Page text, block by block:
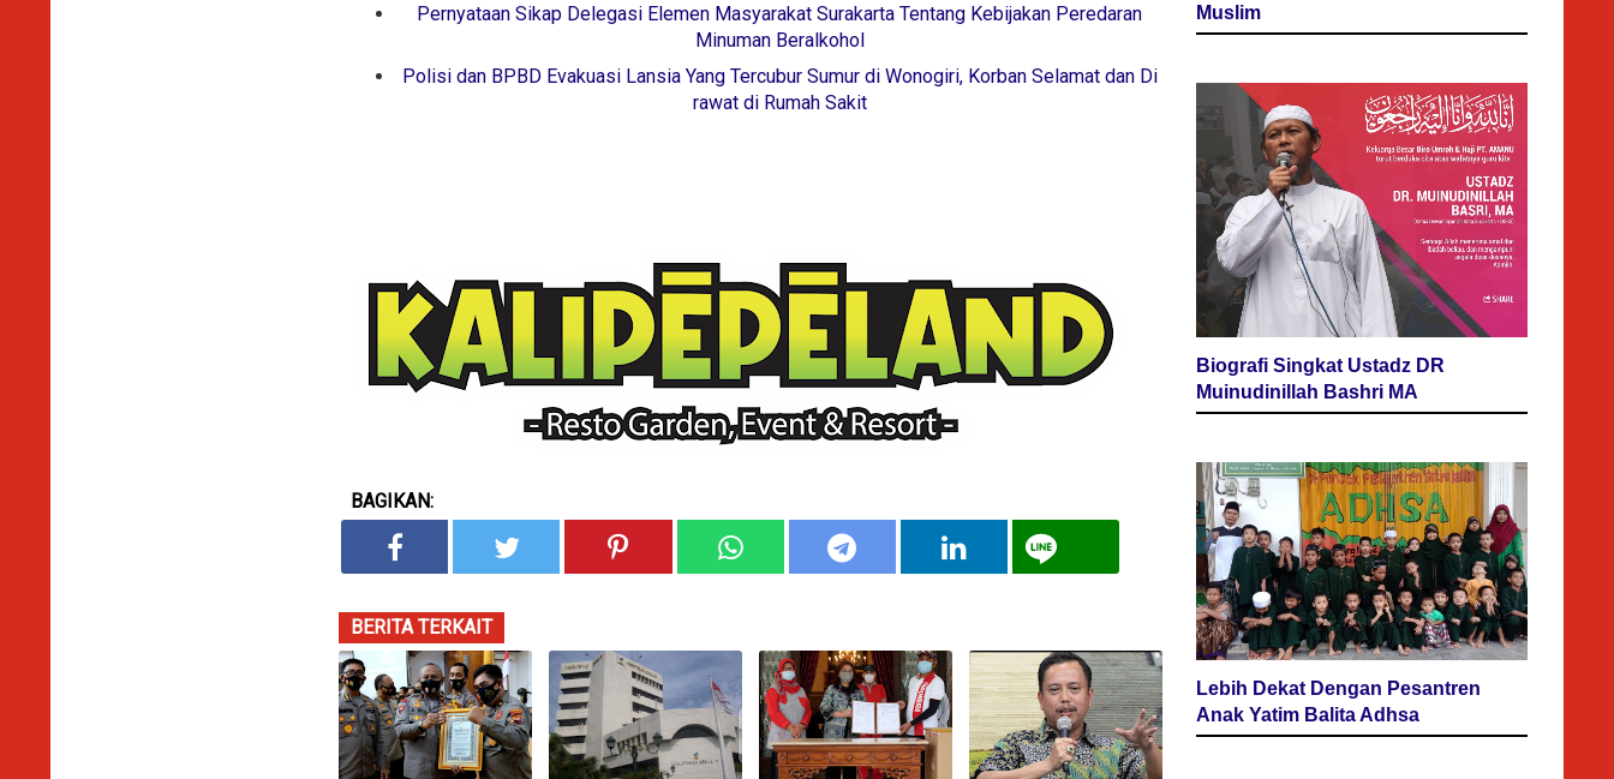
Pernyataan Sikap Delegasi Elemen Masyarakat Surakarta Tentang Kebijakan Peredaran
Minuman Beralkohol
Polisi dan BPBD Evakuasi Lansia Yang Tercubur Sumur di Wonogiri, Korban Selamat dan Di
rawat di Rumah Sakit
BAGIKAN:
BERITA TERKAIT
Muslim
Biografi Singkat Ustadz DR
Muinudinillah Bashri MA
Lebih Dekat Dengan Pesantren
Anak Yatim Balita Adhsa